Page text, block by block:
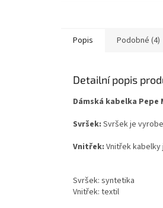
Popis Podobné (4)
Detailní popis
Dámská kabelka
Svršek: Svršek je
Vnitřek: Vnitřek
Svršek: syntetika
Vnitřek: textil